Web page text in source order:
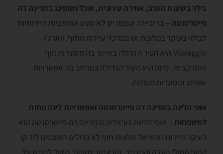
בילוי בשעות הערב, אווירה עירונית, אוכל ושופינג במרינה דה
פייטרסנטה – בריביירה עצמה יש לא מעט אוטפציות תיירותיות
לבילוי בעיקר במלונות או במרכזי עיירות החוף. ויארג'ו
Viareggio היא העיר הגדולה באיזור בה מסעדות חוף
ואטרקציות. פיזה היא העיר הגדולה במרחב בה אפשרויות
שופינג ומסעדות מעולות.
אופי הלינה במרינה דה פייטרסנטה ואפשרויות לינה נוחות
למשפחות – אופי הלינה בורזיליה ובמרינה דה פייטרסנטה הוא
בעיקר תיירות נופש של מלונות חוף לא גדולים השוכנים ליד קו